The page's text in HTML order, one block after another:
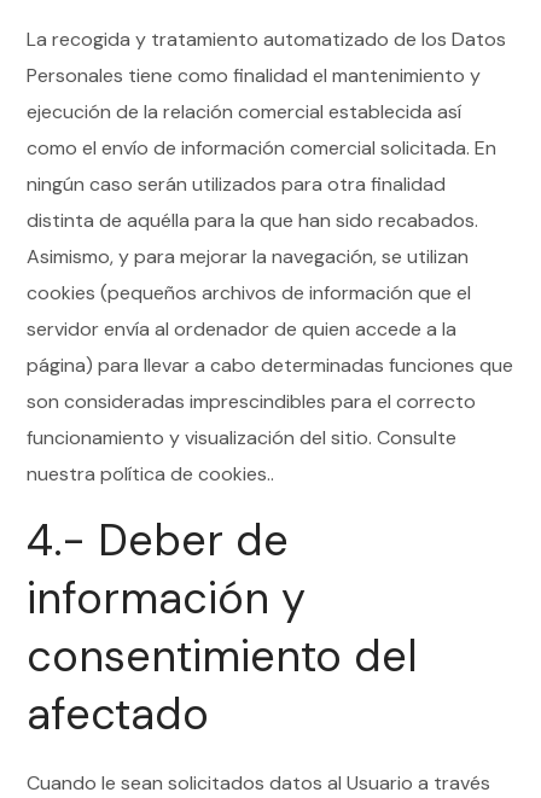
La recogida y tratamiento automatizado de los Datos
Personales tiene como finalidad el mantenimiento y
ejecución de la relación comercial establecida así
como el envío de información comercial solicitada. En
ningún caso serán utilizados para otra finalidad
distinta de aquélla para la que han sido recabados.
Asimismo, y para mejorar la navegación, se utilizan
cookies (pequeños archivos de información que el
servidor envía al ordenador de quien accede a la
página) para llevar a cabo determinadas funciones que
son consideradas imprescindibles para el correcto
funcionamiento y visualización del sitio. Consulte
nuestra política de cookies..
4.- Deber de
información y
consentimiento del
afectado
Cuando le sean solicitados datos al Usuario a través